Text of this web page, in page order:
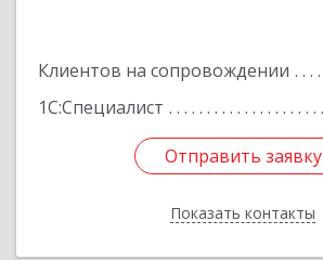
Клиентов на сопровождении
1С:Специалист
Отправить заявку
Показать контакты
Отправить заявку
Назад